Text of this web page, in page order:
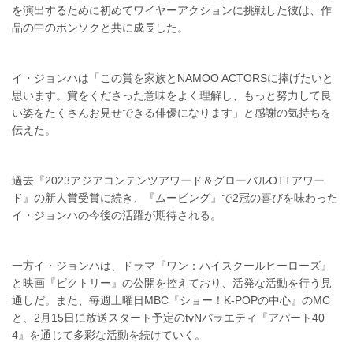
を演出するために初めてワイヤーアクションに挑戦した彼は、作
品の中のボンソクと共に成長した。
イ・ジョンハは「この賞を家族とNAMOO ACTORSに捧げたいと
思います。賞をくださった意味をよく理解し、もっと努力して良
い姿をたくさんお見せできる俳優になります」と感謝の気持ちを
伝えた。
過去『2023アジアコンテンツアワード＆グローバルOTTアワー
ド』の新人賞受賞に続き、『ムービング』で2冠の喜びを味わった
イ・ジョンハの今後の活躍が期待される。
一方イ・ジョンハは、ドラマ『ワン：ハイスクールヒーローズ』
と映画『ビクトリー』の公開を控えており、活発な活動を行う見
通しだ。また、毎週土曜日MBC『ショー！K-POPの中心』のMC
と、2月15日に放送スタート予定のtvNバラエティ『アパート40
4』を通じて多彩な活動を続けていく。